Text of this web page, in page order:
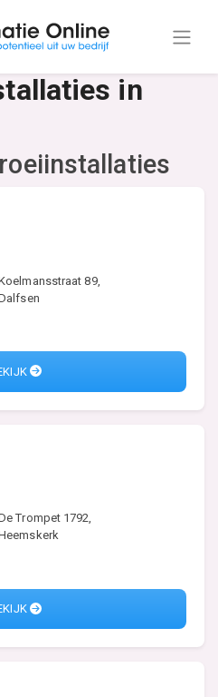
in
89,
Trompet 1792,